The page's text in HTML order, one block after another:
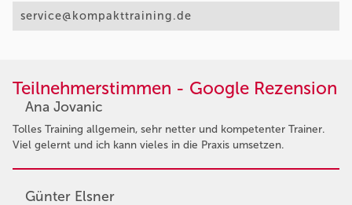
service@kompakttraining.de
Teilnehmerstimmen - Google Rezension
Ana Jovanic
Tolles Training allgemein, sehr netter und kompetenter Trainer.
Viel gelernt und ich kann vieles in die Praxis umsetzen.
Günter Elsner